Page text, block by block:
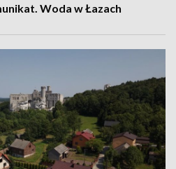
Woda w Łazach